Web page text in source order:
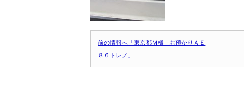
前の情報へ「東京都Ｍ様 お預かりＡＥ
８６トレノ」